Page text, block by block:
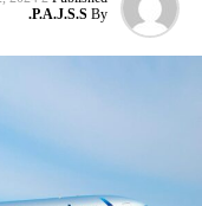
وكلاهما من
By
P.A.J.S.S.